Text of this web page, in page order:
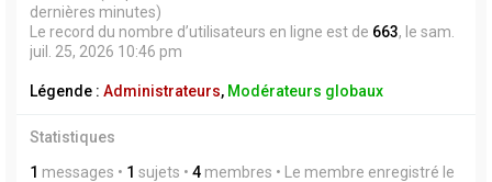
dernières minutes)
Le record du nombre d’utilisateurs en ligne est de 663, le sam.
juil. 25, 2026 10:46 pm
Légende : Administrateurs, Modérateurs globaux
Statistiques
1 messages • 1 sujets • 4 membres • Le membre enregistré le